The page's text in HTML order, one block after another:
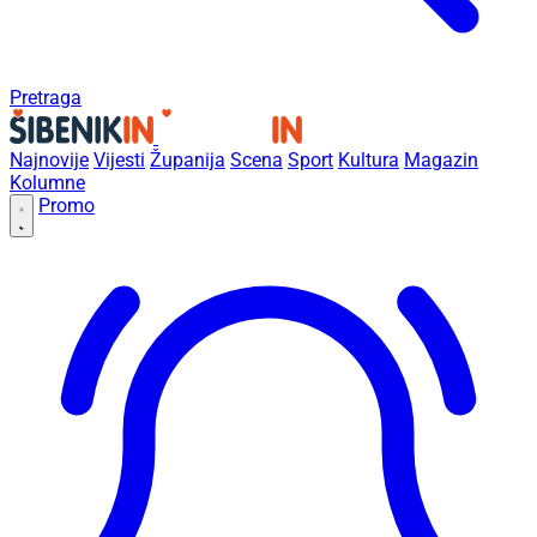
Pretraga
Najnovije Vijesti Županija Scena Sport Kultura Magazin
Kolumne
Promo